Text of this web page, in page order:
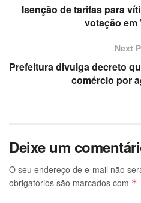
Isenção de tarifas para
votação em
Next
Prefeitura divulga decreto
comércio por
Deixe um
O seu endereço de e-mail não
obrigatórios são marcados com *